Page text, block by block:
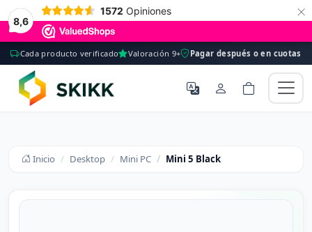
8,6
1572 Opiniones ×
Cada producto verificado Valoración 9+ Pagar después o en cuotas
Inicio Desktop Mini PC Mini 5 Black